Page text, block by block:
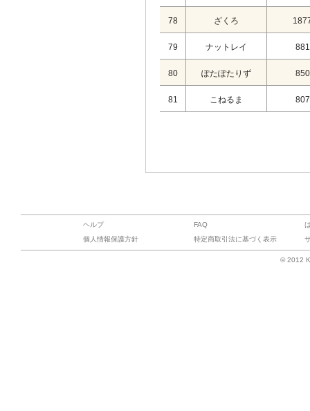
78 ざくろ
79 ナットレイ
80 ぽたぽたりず
81 こねるま
ヘルプ FAQ
個人情報保護方針
特定商取引法に基づく表示
© 2012